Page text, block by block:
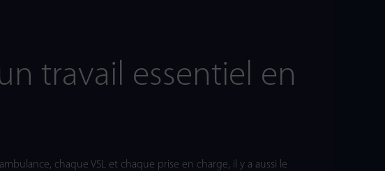
travail essentiel en
chaque VSL et chaque prise en charge, il y a aussi le